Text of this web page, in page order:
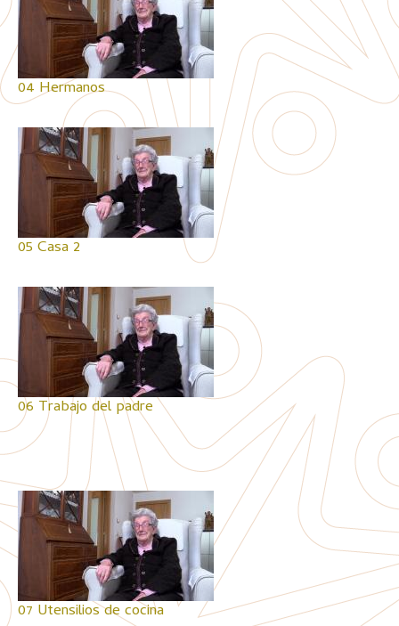
04 Hermanos
05 Casa 2
06 Trabajo del padre
07 Utensilios de cocina